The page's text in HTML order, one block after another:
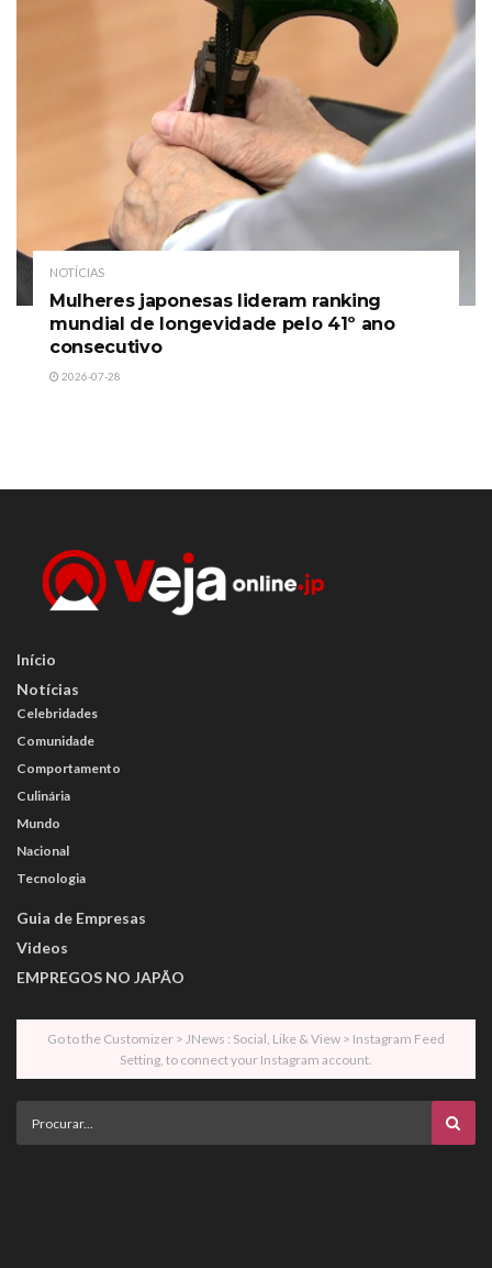
NOTÍCIAS
Mulheres japonesas lideram ranking
mundial de longevidade pelo 41º ano
consecutivo
2026-07-28
Início
Notícias
Celebridades
Comunidade
Comportamento
Culinária
Mundo
Nacional
Tecnologia
Guia de Empresas
Videos
EMPREGOS NO JAPÃO
Go to the Customizer > JNews : Social, Like & View > Instagram Feed
Setting, to connect your Instagram account.